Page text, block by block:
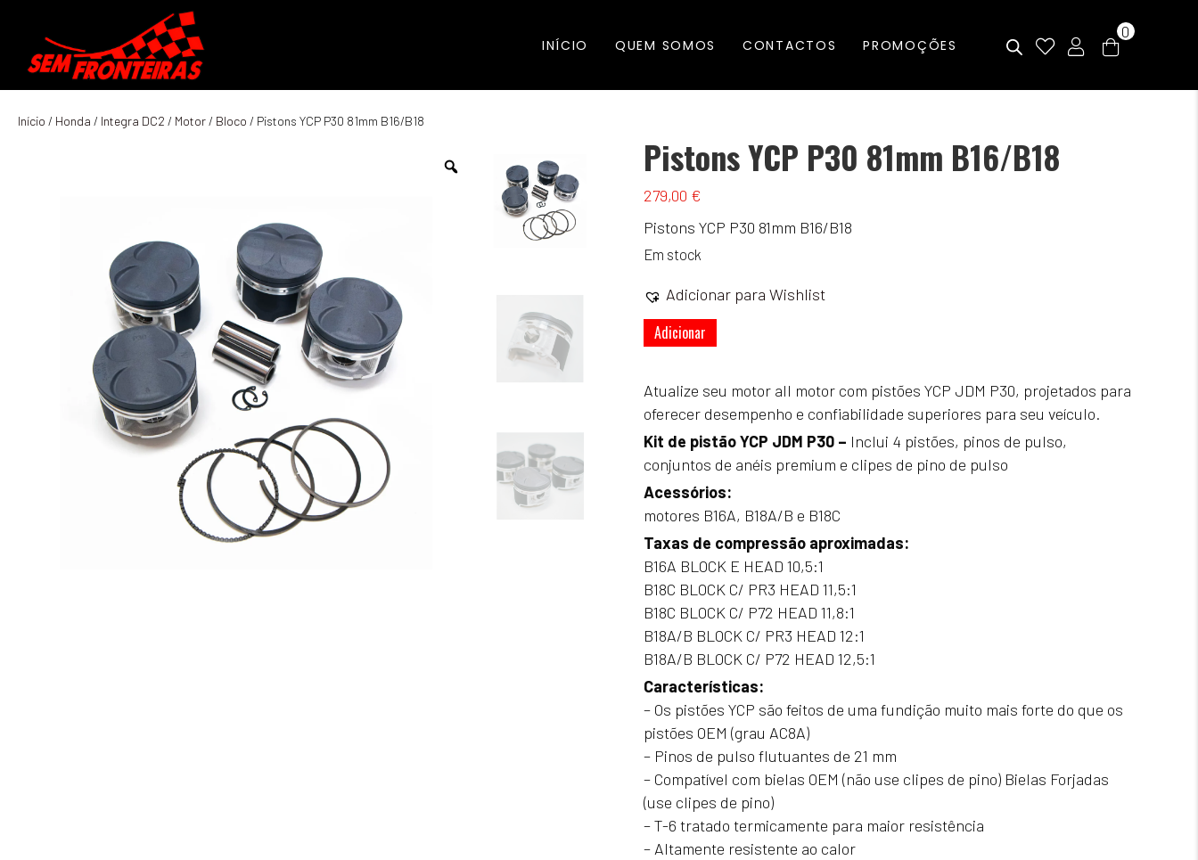
INÍCIO QUEM SOMOS CONTACTOS PROMOÇÕES
0
Início / Honda / Integra DC2 / Motor/ Bloco / Pistons YCP P30 81mm B16/B18
Pistons YCP P30 81mm B16/B18
279,00 €
Pistons YCP P30 81mm B16/B18
Em stock
Adicionar para Wishlist
Quantidade
de
YCP
P30
81mm
B16/B18
Adicionar
Atualize seu motor all motor com pistões YCP JDM P30, projetados para
oferecer desempenho e confiabilidade superiores para seu veículo.
Kit de pistão YCP JDM P30 – Inclui 4 pistões, pinos de pulso,
conjuntos de anéis premium e clipes de pino de pulso
Acessórios:
motores B16A, B18A/B e B18C
Taxas de compressão aproximadas:
B16A BLOCK E HEAD 10,5:1
B18C BLOCK C/ PR3 HEAD 11,5:1
B18C BLOCK C/ P72 HEAD 11,8:1
B18A/B BLOCK C/ PR3 HEAD 12:1
B18A/B BLOCK C/ P72 HEAD 12,5:1
Características:
– Os pistões YCP são feitos de uma fundição muito mais forte do que os
pistões OEM (grau AC8A)
– Pinos de pulso flutuantes de 21 mm
– Compatível com bielas OEM (não use clipes de pino) Bielas Forjadas
(use clipes de pino)
– T-6 tratado termicamente para maior resistência
– Altamente resistente ao calor